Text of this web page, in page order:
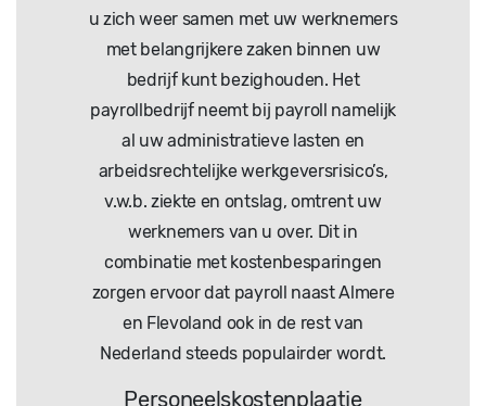
u zich weer samen met uw werknemers
met belangrijkere zaken binnen uw
bedrijf kunt bezighouden. Het
payrollbedrijf neemt bij payroll namelijk
al uw administratieve lasten en
arbeidsrechtelijke werkgeversrisico’s,
v.w.b. ziekte en ontslag, omtrent uw
werknemers van u over. Dit in
combinatie met kostenbesparingen
zorgen ervoor dat payroll naast Almere
en Flevoland ook in de rest van
Nederland steeds populairder wordt.
Personeelskostenplaatje